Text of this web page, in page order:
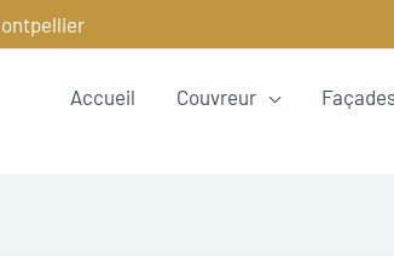
Accueil Couvreur